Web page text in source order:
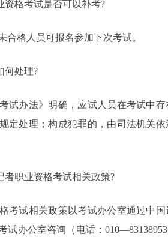
资格考试是否可以补考?
合格人员可报名参加下次考试。
何处理?
试办法》明确，应试人员在考试中
定处理；构成犯罪的，由司法机关
者职业资格考试相关政策?
考试相关政策以考试办公室通过中
试办公室咨询（电话：